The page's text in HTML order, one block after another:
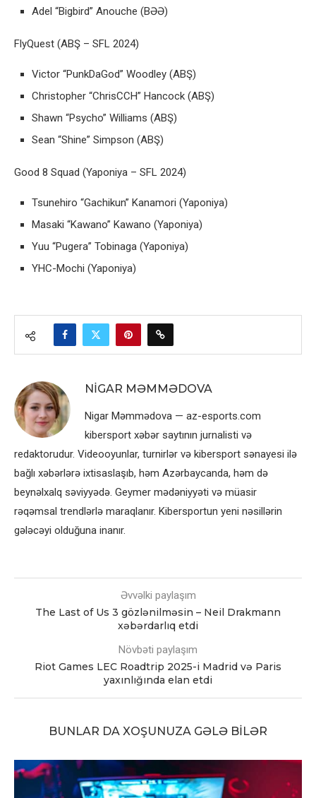
Adel “Bigbird” Anouche (BƏƏ)
FlyQuest (ABŞ – SFL 2024)
Victor “PunkDaGod” Woodley (ABŞ)
Christopher “ChrisCCH” Hancock (ABŞ)
Shawn “Psycho” Williams (ABŞ)
Sean “Shine” Simpson (ABŞ)
Good 8 Squad (Yaponiya – SFL 2024)
Tsunehiro “Gachikun” Kanamori (Yaponiya)
Masaki “Kawano” Kawano (Yaponiya)
Yuu “Pugera” Tobinaga (Yaponiya)
YHC-Mochi (Yaponiya)
NIGAR MƏMMƏDOVA
Nigar Məmmədova — az-esports.com
kibersport xəbər saytının jurnalisti və
redaktorudur. Videooyunlar, turnirlər və kibersport sənayesi ilə
bağlı xəbərlərə ixtisaslaşıb, həm Azərbaycanda, həm də
beynəlxalq səviyyədə. Geymer mədəniyyəti və müasir
rəqəmsal trendlərlə maraqlanır. Kibersportun yeni nəsillərin
gələcəyi olduğuna inanır.
Əvvəlki paylaşım
The Last of Us 3 gözlənilməsin – Neil Drakmann
xəbərdarlıq etdi
Növbəti paylaşım
Riot Games LEC Roadtrip 2025-i Madrid və Paris
yaxınlığında elan etdi
BUNLAR DA XOŞUNUZA GƏLƏ BILƏR